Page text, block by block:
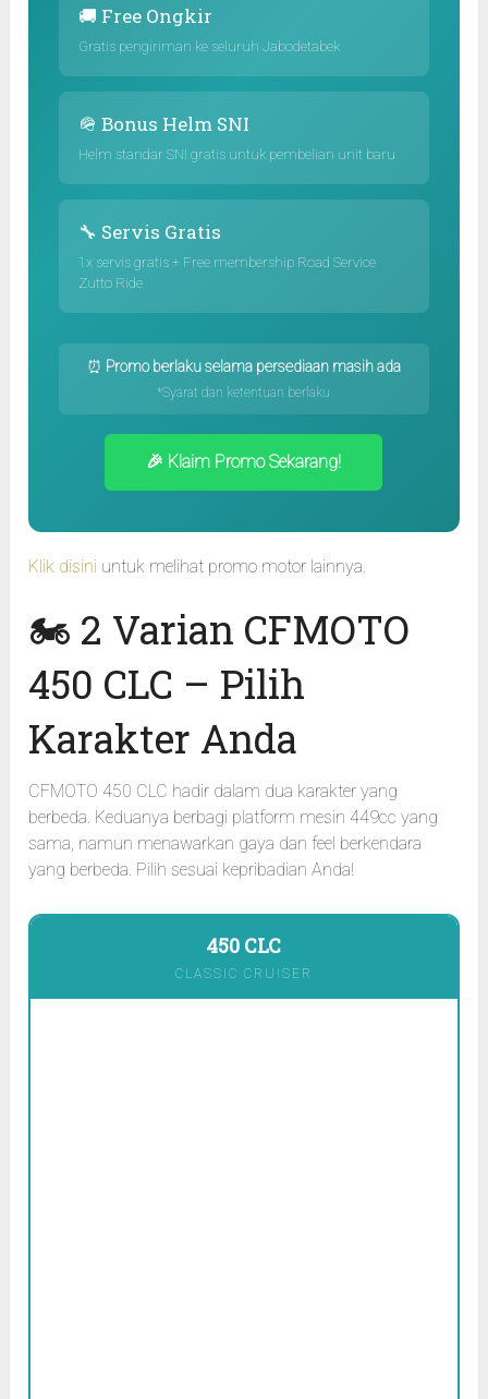
🚚 Free Ongkir
Gratis pengiriman ke seluruh Jabodetabek
🪖 Bonus Helm SNI
Helm standar SNI gratis untuk pembelian unit baru
🔧 Servis Gratis
1x servis gratis + Free membership Road Service
Zutto Ride
⏰ Promo berlaku selama persediaan masih ada
*Syarat dan ketentuan berlaku
🎉 Klaim Promo Sekarang!
Klik disini untuk melihat promo motor lainnya.
🏍️ 2 Varian CFMOTO
450 CLC – Pilih
Karakter Anda
CFMOTO 450 CLC hadir dalam dua karakter yang
berbeda. Keduanya berbagi platform mesin 449cc yang
sama, namun menawarkan gaya dan feel berkendara
yang berbeda. Pilih sesuai kepribadian Anda!
450 CLC
CLASSIC CRUISER